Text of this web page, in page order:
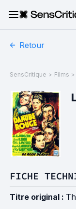
Retour
SensCritique > Films >
FICHE
Titre original :